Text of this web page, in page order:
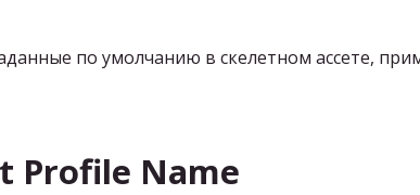
по умолчанию в скелетном ассете,
Profile Name